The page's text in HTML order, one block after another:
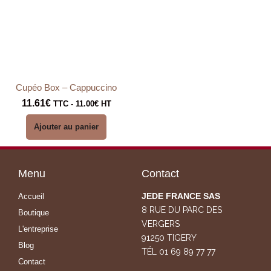
Cupéo Box – Cappuccino
11.61€ TTC - 11.00€HT
Ajouter au panier
Menu
Accueil
Boutique
L'entreprise
Blog
Contact
Contact
JEDE FRANCE SAS
8 RUE DU PARC DES
VERGERS
91250 TIGERY
TÉL 01 69 89 77 77